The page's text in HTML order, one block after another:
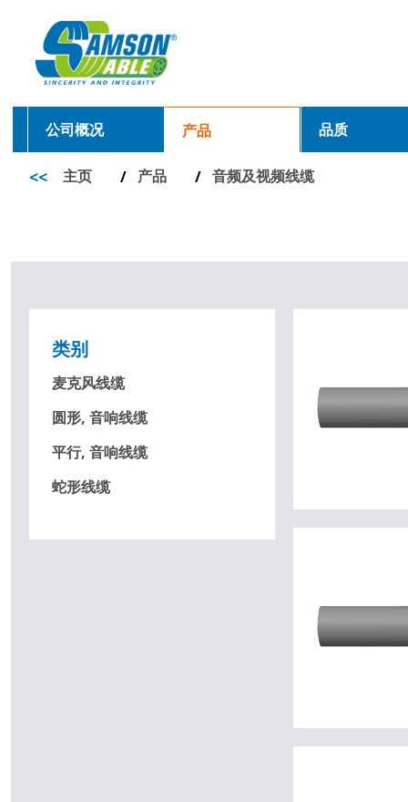
公司概况 产品 品质
<< 主页 / 产品 / 音频及视频线缆
类别
麦克风线缆
圆形, 音响线缆
平行, 音响线缆
蛇形线缆